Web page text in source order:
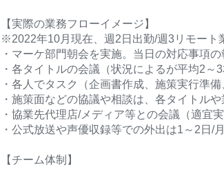
【実際の業務フローイメージ】
※2022年10月現在、週2日出勤/週3リモート
・マーケ部門朝会を実施。当日の対応事項
・各タイトルの会議（状況によるが平均2～3
・各人でタスク（企画書作成、施策実行準
・施策面などの協議や相談は、各タイトル
・協業先代理店/メディア等との会議（適宜実
・公式放送や声優収録等での外出は1～2日/
【チーム体制】